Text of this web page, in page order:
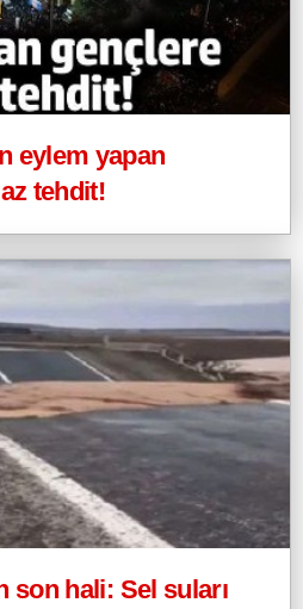
eylem yapan
tehdit!
son hali: Sel suları